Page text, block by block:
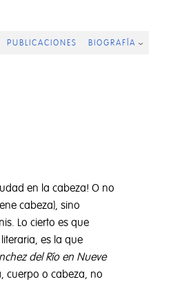
PUBLICACIONES BIOGRAFÍA
en la cabeza! O no
cabeza), sino
Lo cierto es que
es la que
del Río en Nueve
cuerpo o cabeza, no